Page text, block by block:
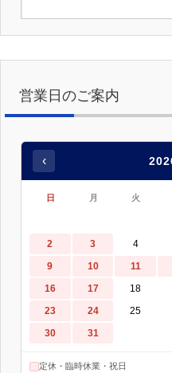
営業日のご案内